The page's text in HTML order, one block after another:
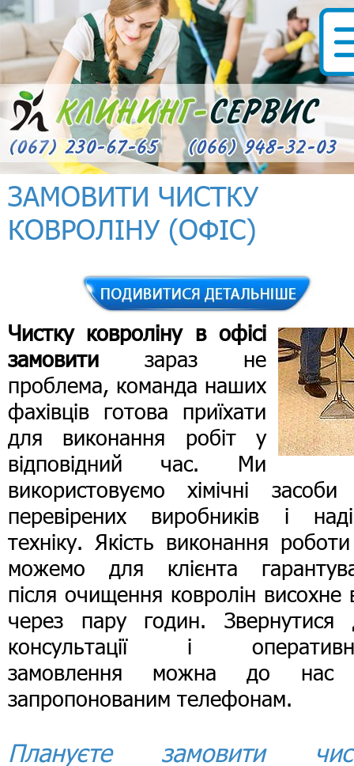
ЗАМОВИТИ ЧИСТКУ
КОВРОЛІНУ (ОФІС)
Чистку ковроліну в офісі
замовити зараз не
проблема, команда наших
фахівців готова приїхати
для виконання робіт у
відповідний час. Ми
використовуємо хімічні засоби
перевірених виробників і
техніку. Якість виконання
можемо для клієнта
після очищення ковролін висохне
через пару годин. Звернутися
консультації і
замовлення можна до нас
запропонованим телефонам.
Плануєте замовити